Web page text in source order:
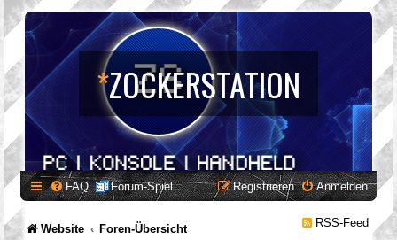
*ZOCKERSTATION
FAQ Forum-Spiel Anmelden
Registrieren
Website Foren-Übersicht RSS-Feed